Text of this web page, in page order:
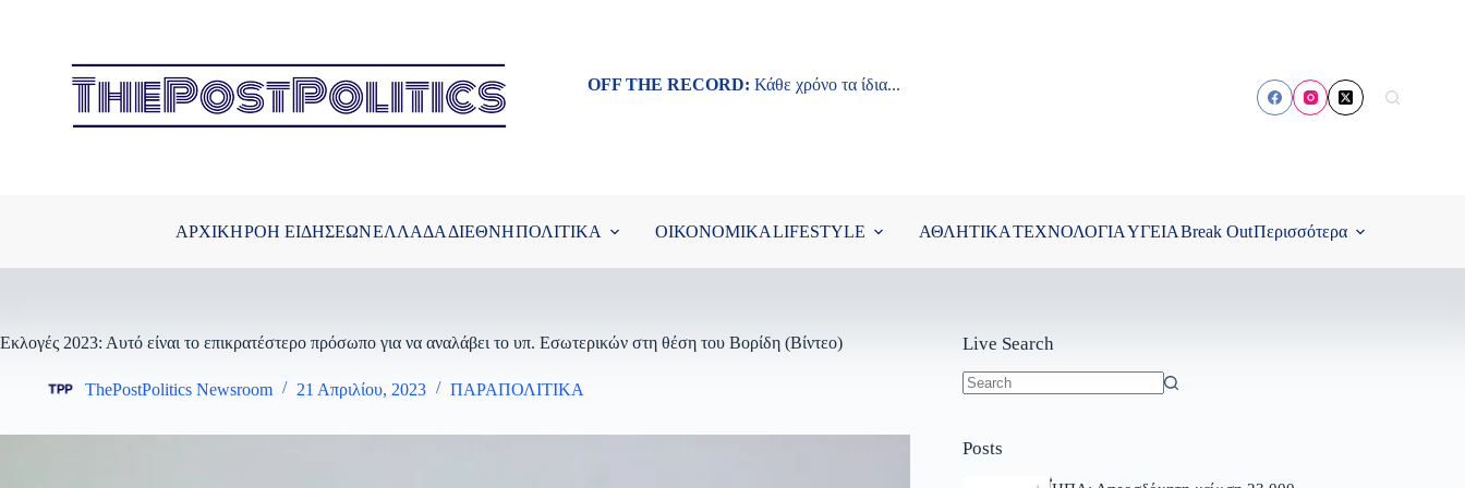
OFF THE RECORD: Κάθε χρόνο τα ίδια...
ΑΡΧΙΚΗΡΟΗ ΕΙΔΗΣΕΩΝΕΛΛΑΔΑ ΔΙΕΘΝΗΠΟΛΙΤΙΚΑ ΟΙΚΟΝΟΜΙΚΑLIFESTYLE ΑΘΛΗΤΙΚΑΤΕΧΝΟΛΟΓΙΑΥΓΕΙΑBreak OutΠερισσότερα
Εκλογές 2023: Αυτό είναι το επικρατέστερο πρόσωπο για να αναλάβει το υπ. Εσωτερικών στη θέση του Βορίδη (Βίντεο)
ThePostPolitics Newsroom 21 Απριλίου, 2023 ΠΑΡΑΠΟΛΙΤΙΚΑ
Live Search
Posts